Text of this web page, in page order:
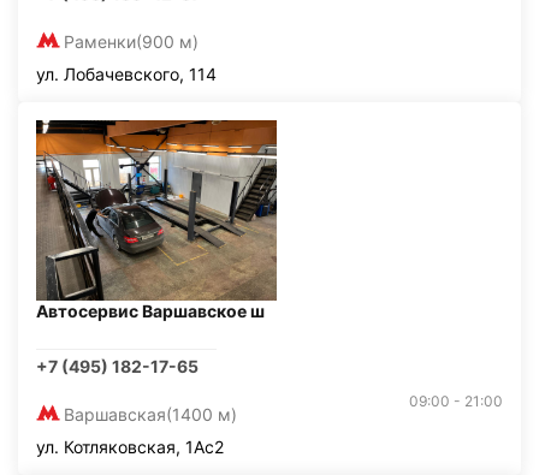
Раменки(900 м)
ул. Лобачевского, 114
Автосервис Варшавское ш
+7 (495) 182-17-65
Варшавская(1400 м)
09:00 - 21:00
ул. Котляковская, 1Ас2